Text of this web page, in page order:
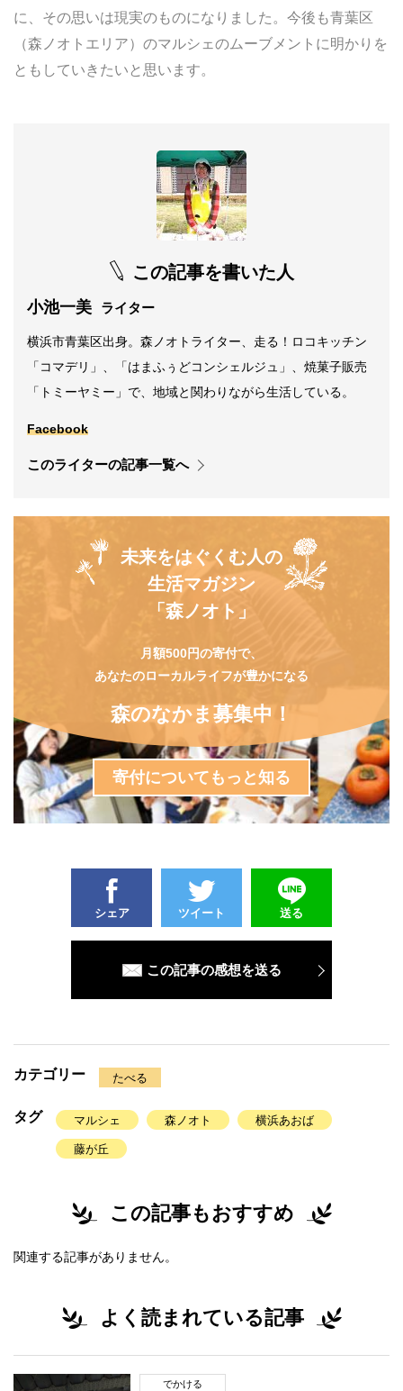
に、その思いは現実のものになりました。今後も青葉区
（森ノオトエリア）のマルシェのムーブメントに明かりを
ともしていきたいと思います。
この記事を書いた人
小池一美 ライター
横浜市青葉区出身。森ノオトライター、走る！ロコキッチン
「コマデリ」、「はまふぅどコンシェルジュ」、焼菓子販売
「トミーヤミー」で、地域と関わりながら生活している。
Facebook
このライターの記事一覧へ
未来をはぐくむ人の
生活マガジン
「森ノオト」
月額500円の寄付で、
あなたのローカルライフが豊かになる
森のなかま募集中！
寄付についてもっと知る
シェア ツイート 送る
この記事の感想を送る
カテゴリー たべる
タグ マルシェ 森ノオト 横浜あおば
藤が丘
この記事もおすすめ
関連する記事がありません。
よく読まれている記事
でかける